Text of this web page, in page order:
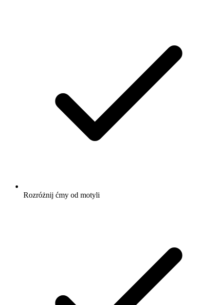
Rozróżnij ćmy od motyli